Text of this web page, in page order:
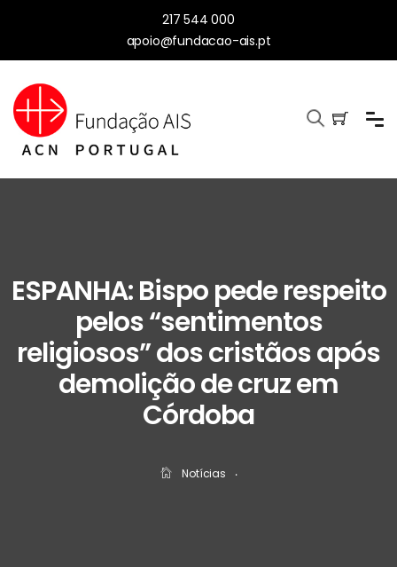
217 544 000
apoio@fundacao-ais.pt
ESPANHA: Bispo pede respeito
pelos “sentimentos
religiosos” dos cristãos após
demolição de cruz em
Córdoba
Notícias ‧